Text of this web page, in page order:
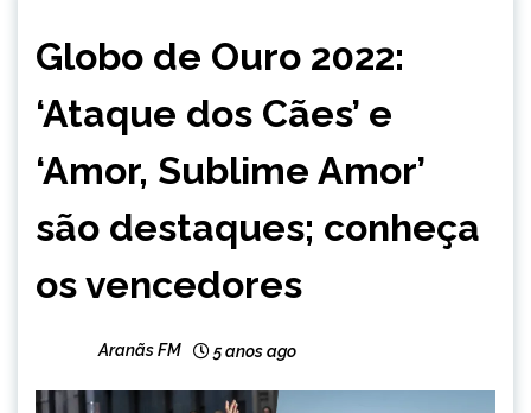
Globo de Ouro 2022:
‘Ataque dos Cães’ e
‘Amor, Sublime Amor’
são destaques; conheça
os vencedores
Aranãs FM 5 anos ago